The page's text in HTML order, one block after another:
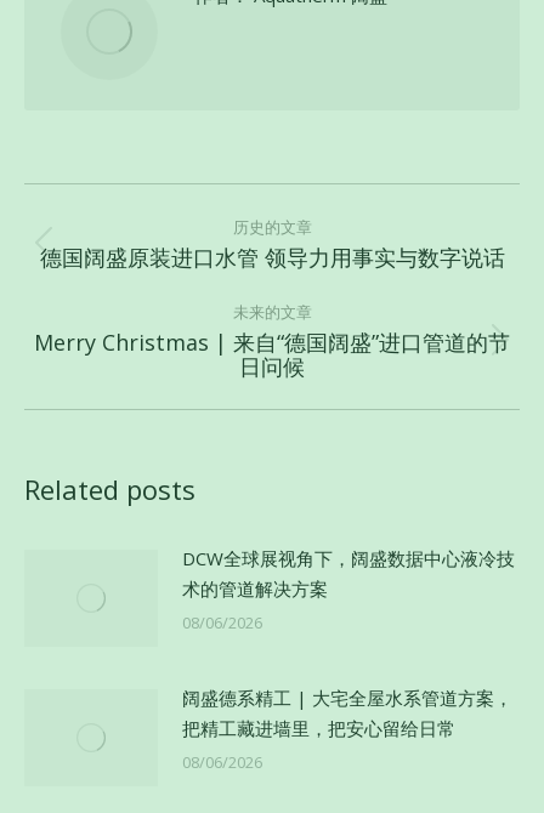
章
导
历史的文章
历
的
文
章：
德国阔盛原装进口水管 领导力用事实与数字说话
未来的文章
未
来
的
Merry Christmas | 来自“德国阔盛”进口管道的节
日问候
Related posts
DCW全球展视角下，阔盛数据中心液冷技
术的管道解决方案
08/06/2026
阔盛德系精工 | 大宅全屋水系管道方案，
把精工藏进墙里，把安心留给日常
08/06/2026